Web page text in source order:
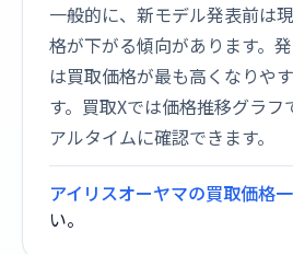
一般的に、新モデル発表前は
格が下がる傾向があります。
は買取価格が最も高くなりや
す。買取Xでは価格推移グラフ
アルタイムに確認できます。
アイリスオーヤマの買取価格
い。